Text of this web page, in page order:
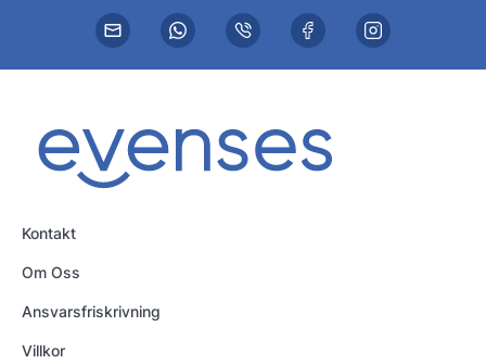
Kontakt
Om Oss
Ansvarsfriskrivning
Villkor